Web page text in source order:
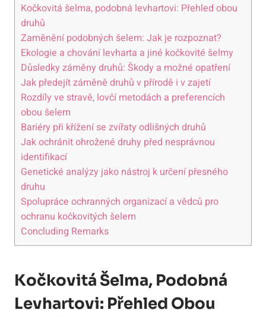
Kočkovitá šelma, podobná levhartovi: Přehled obou
druhů
Zaměnění podobných šelem: Jak je rozpoznat?
Ekologie a chování levharta a jiné kočkovité šelmy
Důsledky záměny druhů: Škody a možné opatření
Jak předejít záměně druhů v přírodě i v zajetí
Rozdíly ve stravě, lovčí metodách a preferencích
obou šelem
Bariéry při křížení se zvířaty odlišných druhů
Jak ochránit ohrožené druhy před nesprávnou
identifikací
Genetické analýzy jako nástroj k určení přesného
druhu
Spolupráce ochranných organizací a vědců pro
ochranu kočkovitých šelem
Concluding Remarks
Kočkovitá Šelma, Podobná
Levhartovi: Přehled Obou